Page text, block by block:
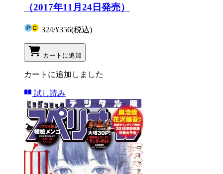
（2017年11月24日発売）
324/¥356(税込)
カートに追加
カートに追加しました
試し読み